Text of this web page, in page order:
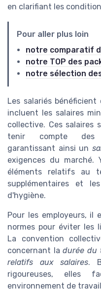
en clarifiant les
Pour aller plus loin
notre comparatif
notre TOP des
notre sélection
Les salariés bénéficient
incluent les salaires
collective. Ces salaires
tenir compte des
garantissant ainsi un
exigences du marché.
éléments relatifs au
supplémentaires et
d'hygiène.
Pour les employeurs, il
normes pour éviter les
La convention
concernant ladurée du
relatifs aux salaires.
rigoureuses, elles
environnement de